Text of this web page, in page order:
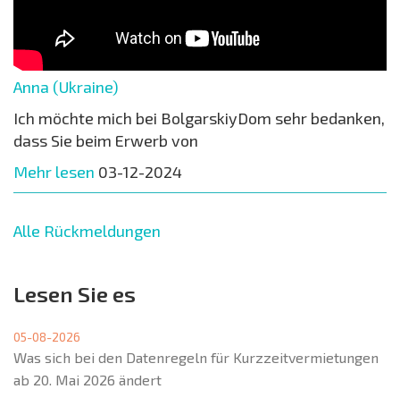
Anna (Ukraine)
Ich möchte mich bei BolgarskiyDom sehr bedanken,
dass Sie beim Erwerb von
Mehr lesen 03-12-2024
Alle Rückmeldungen
Lesen Sie es
05-08-2026
Was sich bei den Datenregeln für Kurzzeitvermietungen
ab 20. Mai 2026 ändert